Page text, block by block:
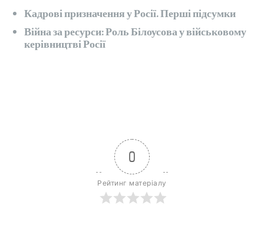
Кадрові призначення у Росії. Перші підсумки
Війна за ресурси: Роль Білоусова у військовому
керівництві Росії
0
Рейтинг матеріалу